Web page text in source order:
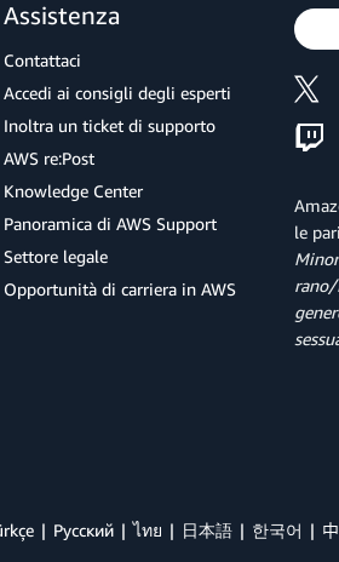
Assistenza
Contattaci
Accedi ai consigli degli esperti
Inoltra un ticket di supporto
AWS re:Post
Knowledge Center
Panoramica di AWS Support
Settore legale
Opportunità di carriera in AWS
le
Ρусский ไทย 日本語 한국어